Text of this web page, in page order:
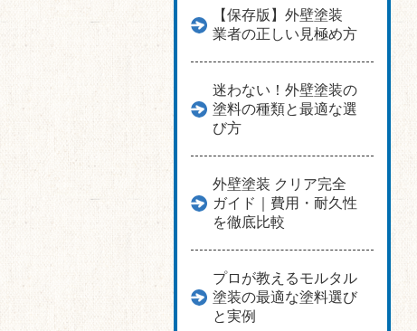
【保存版】外壁塗装
業者の正しい見極め方
迷わない！外壁塗装の
塗料の種類と最適な選
び方
外壁塗装 クリア完全
ガイド｜費用・耐久性
を徹底比較
プロが教えるモルタル
塗装の最適な塗料選び
と実例